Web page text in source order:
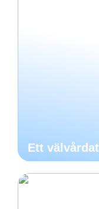
Ett